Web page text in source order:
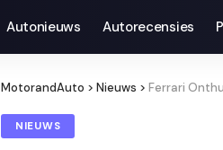
Autonieuws Auto­recensies
MotorandAuto > Nieuws > Ferrari
NIEUWS